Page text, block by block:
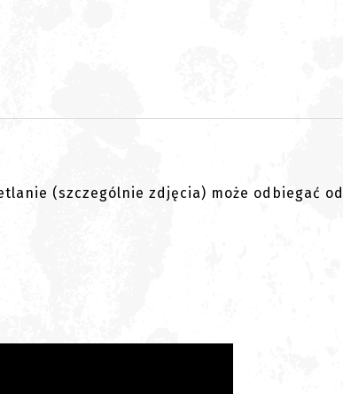
(szczególnie zdjęcia) może odbiegać od